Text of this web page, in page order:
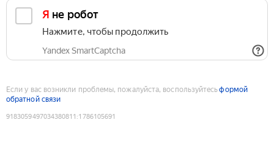
Я не робот
Нажмите, чтобы продолжить
Yandex SmartCaptcha
Если у вас возникли проблемы, пожалуйста, воспользуйтесьформой
обратной связи
9183059497034380811 :1786105691